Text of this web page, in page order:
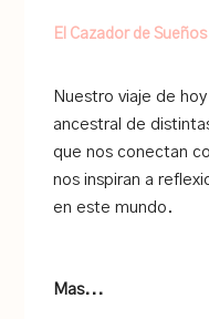
El Cazador de Sueños
Nuestro viaje de
ancestral de
que nos conectan
nos inspiran a
en este mundo.
Mas...